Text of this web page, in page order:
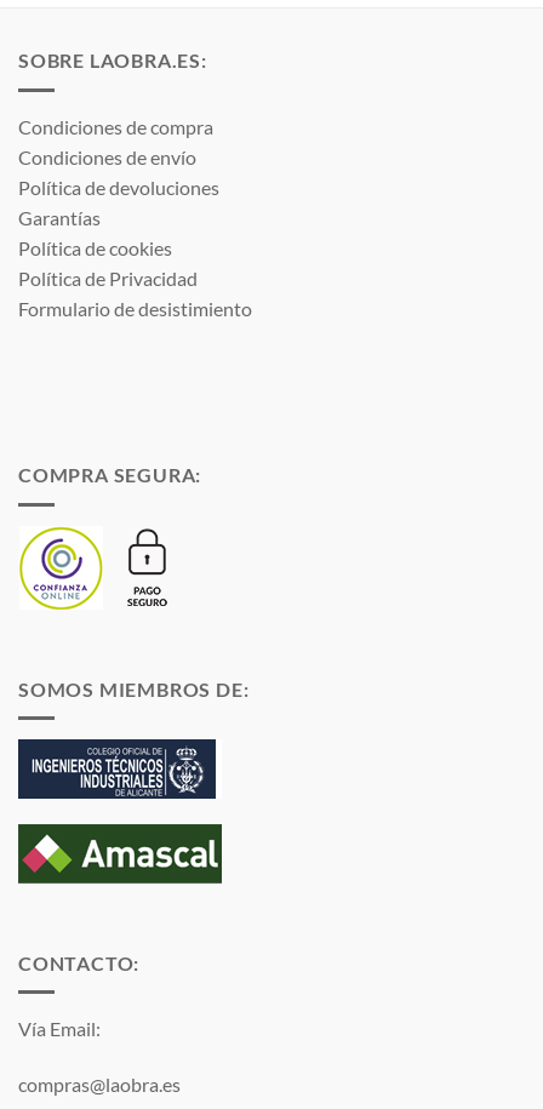
SOBRE LAOBRA.ES:
Condiciones de compra
Condiciones de envío
Política de devoluciones
Garantías
Política de cookies
Política de Privacidad
Formulario de desistimiento
COMPRA SEGURA:
SOMOS MIEMBROS DE:
CONTACTO:
Vía Email:
compras@laobra.es